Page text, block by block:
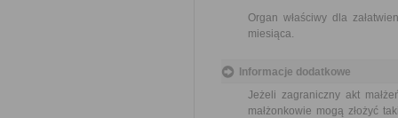
Organ właściwy dla
miesiąca.
Informacje dodatkowe
Jeżeli zagraniczny akt
małżonkowie mogą złożyć